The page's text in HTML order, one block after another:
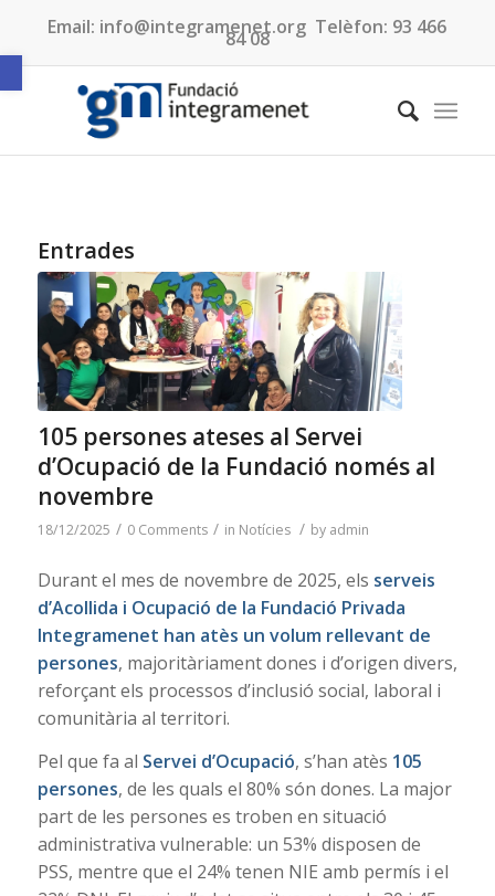
Obre la barra d'eines
Email: info@integramenet.org Telèfon: 93 466
84 08
Entrades
105 persones ateses al Servei
d’Ocupació de la Fundació només al
novembre
18/12/2025 / 0 Comments / in Notícies / by admin
Durant el mes de novembre de 2025, els serveis
d’Acollida i Ocupació de la Fundació Privada
Integramenet han atès un volum rellevant de
persones, majoritàriament dones i d’origen divers,
reforçant els processos d’inclusió social, laboral i
comunitària al territori.
Pel que fa al Servei d’Ocupació, s’han atès 105
persones, de les quals el 80% són dones. La major
part de les persones es troben en situació
administrativa vulnerable: un 53% disposen de
PSS, mentre que el 24% tenen NIE amb permís i el